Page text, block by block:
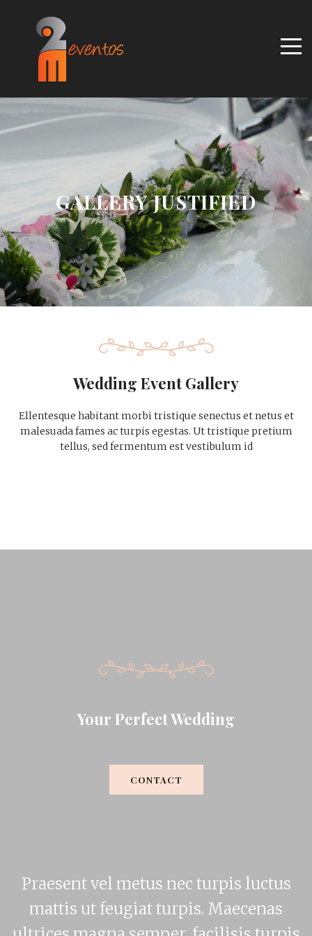
GALLERY JUSTIFIED
Wedding Event Gallery
Ellentesque habitant morbi tristique senectus et netus et
malesuada fames ac turpis egestas. Ut tristique pretium
tellus, sed fermentum est vestibulum id
Your Perfect Wedding
CONTACT
Praesent vel metus nec turpis luctus
mattis ut feugiat turpis. Maecenas